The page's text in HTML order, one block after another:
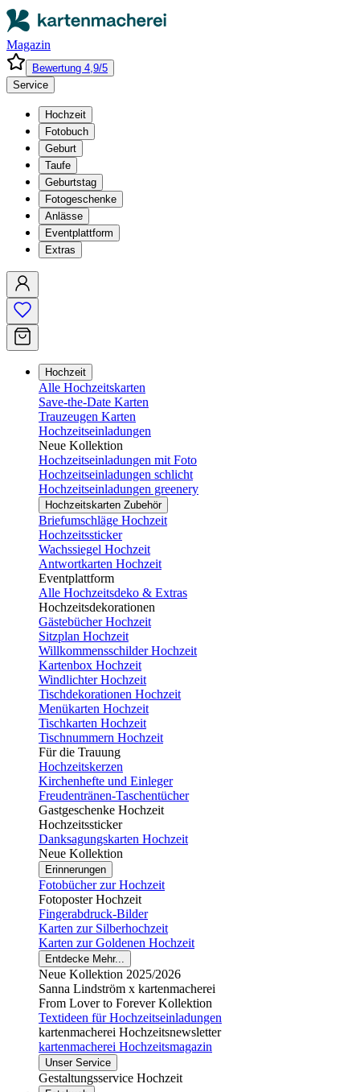
Magazin
Bewertung 4,9/5
Service
Hochzeit
Fotobuch
Geburt
Taufe
Geburtstag
Fotogeschenke
Anlässe
Eventplattform
Extras
Hochzeit
Alle Hochzeitskarten
Save-the-Date Karten
Trauzeugen Karten
Hochzeitseinladungen
Neue Kollektion
Hochzeitseinladungen mit Foto
Hochzeitseinladungen schlicht
Hochzeitseinladungen greenery
Hochzeitskarten Zubehör
Briefumschläge Hochzeit
Hochzeitssticker
Wachssiegel Hochzeit
Antwortkarten Hochzeit
Eventplattform
Alle Hochzeitsdeko & Extras
Hochzeitsdekorationen
Gästebücher Hochzeit
Sitzplan Hochzeit
Willkommensschilder Hochzeit
Kartenbox Hochzeit
Windlichter Hochzeit
Tischdekorationen Hochzeit
Menükarten Hochzeit
Tischkarten Hochzeit
Tischnummern Hochzeit
Für die Trauung
Hochzeitskerzen
Kirchenhefte und Einleger
Freudentränen-Taschentücher
Gastgeschenke Hochzeit
Hochzeitssticker
Danksagungskarten Hochzeit
Neue Kollektion
Erinnerungen
Fotobücher zur Hochzeit
Fotoposter Hochzeit
Fingerabdruck-Bilder
Karten zur Silberhochzeit
Karten zur Goldenen Hochzeit
Entdecke Mehr...
Neue Kollektion 2025/2026
Sanna Lindström x kartenmacherei
From Lover to Forever Kollektion
Textideen für Hochzeitseinladungen
kartenmacherei Hochzeitsnewsletter
kartenmacherei Hochzeitsmagazin
Unser Service
Gestaltungsservice Hochzeit